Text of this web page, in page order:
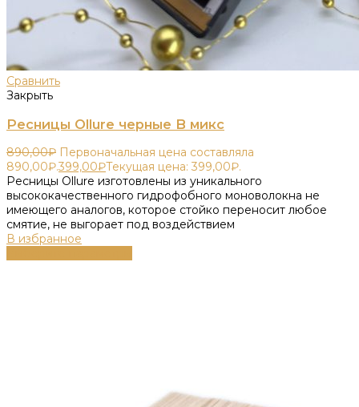
Сравнить
Закрыть
Ресницы Ollure черные B микс
890,00₽ Первоначальная цена составляла
890,00₽.399,00₽Текущая цена: 399,00₽.
Ресницы Ollure изготовлены из уникального
высококачественного гидрофобного моноволокна не
имеющего аналогов, которое стойко переносит любое
смятие, не выгорает под воздействием
В избранное